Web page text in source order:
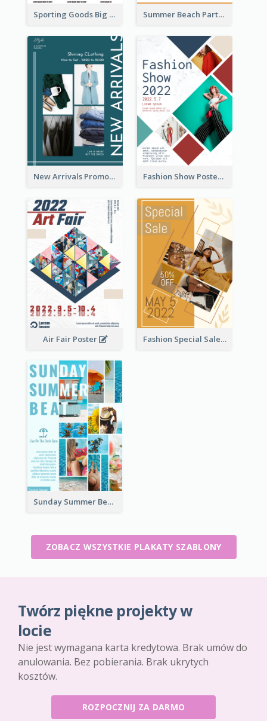
Sporting Goods Big Sale Poster Summer Beach Party Poster
New Arrivals Promotion Poster Fashion Show Poster
Air Fair Poster Fashion Special Sale Poster
Sunday Summer Beat Poster
ZOBACZ WSZYSTKIE PLAKATY SZABLONY
Twórz piękne projekty w
locie
Nie jest wymagana karta kredytowa. Brak umów do
anulowania. Bez pobierania. Brak ukrytych
kosztów.
ROZPOCZNIJ ZA DARMO